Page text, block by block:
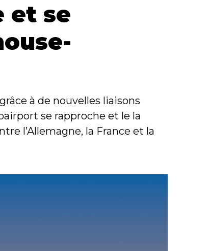
et se
à de nouvelles liaisons
se rapproche et le la
l’Allemagne, la France et la